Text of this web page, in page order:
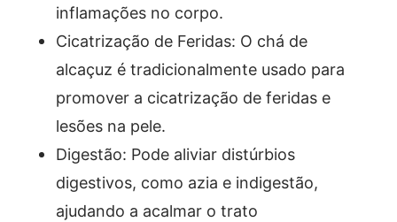
inflamações no corpo.
Cicatrização de Feridas: O chá de
alcaçuz é tradicionalmente usado para
promover a cicatrização de feridas e
lesões na pele.
Digestão: Pode aliviar distúrbios
digestivos, como azia e indigestão,
ajudando a acalmar o trato